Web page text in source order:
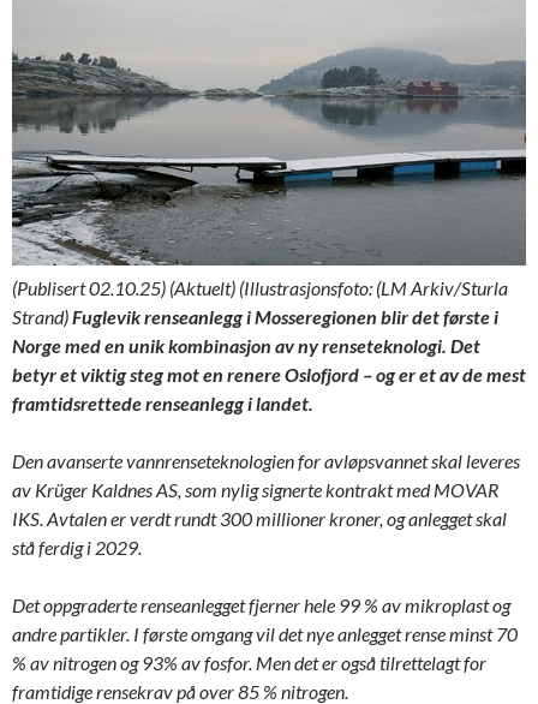
(Publisert 02.10.25) (Aktuelt) (Illustrasjonsfoto: (LM Arkiv/Sturla
Strand)Fuglevik renseanlegg i Mosseregionen blir det første i
Norge med en unik kombinasjon av ny renseteknologi. Det
betyr et viktig steg mot en renere Oslofjord – og er et av de mest
framtidsrettede renseanlegg i landet.
Den avanserte vannrenseteknologien for avløpsvannet skal leveres
av Krüger Kaldnes AS, som nylig signerte kontrakt med MOVAR
IKS. Avtalen er verdt rundt 300 millioner kroner, og anlegget skal
stå ferdig i 2029.
Det oppgraderte renseanlegget fjerner hele 99 % av mikroplast og
andre partikler. I første omgang vil det nye anlegget rense minst 70
% av nitrogen og 93% av fosfor. Men det er også tilrettelagt for
framtidige rensekrav på over 85 % nitrogen.